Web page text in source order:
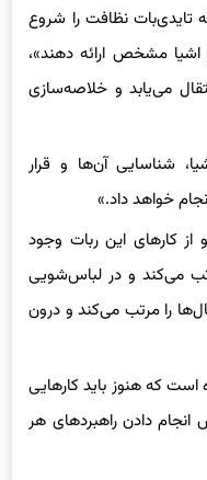
اشیا مشخص ارائه دهند»،
می‌یابد و خلاصه‌سازی
شناسایی آن‌ها و قرار
خواهد داد.»
کارهای این ربات وجود
می‌کند و در لباس‌شویی
را مرتب ‌می‌کند و درون
که هنوز باید کارهایی
انجام دادن راهبردهای هر
ترجیحات افراد بر اساس